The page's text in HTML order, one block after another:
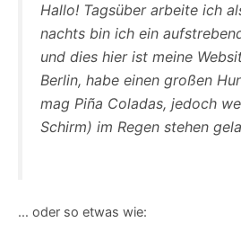
Hallo! Tagsüber arbeite ich
nachts bin ich ein
und dies hier ist meine
Berlin, habe einen großen
mag Piña Coladas, jedoch
Schirm) im Regen stehen
… oder so etwas wie: